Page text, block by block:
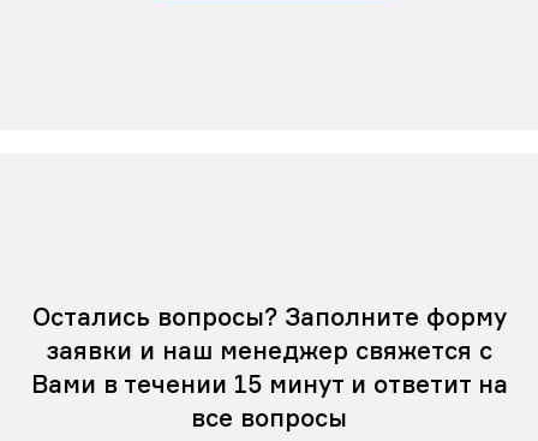
Остались вопросы? Заполните форму
заявки и наш менеджер свяжется с
Вами в течении 15 минут и ответит на
все вопросы